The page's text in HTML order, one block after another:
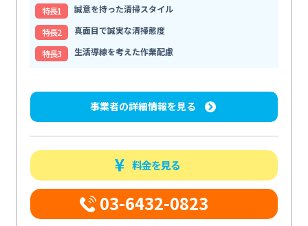
特⻑1
誠意を持った清掃スタイル
特⻑2
真面目で誠実な清掃態度
特⻑3
生活導線を考えた作業配慮
事業者の詳細情報を見る
料金を見る
03-6432-0823